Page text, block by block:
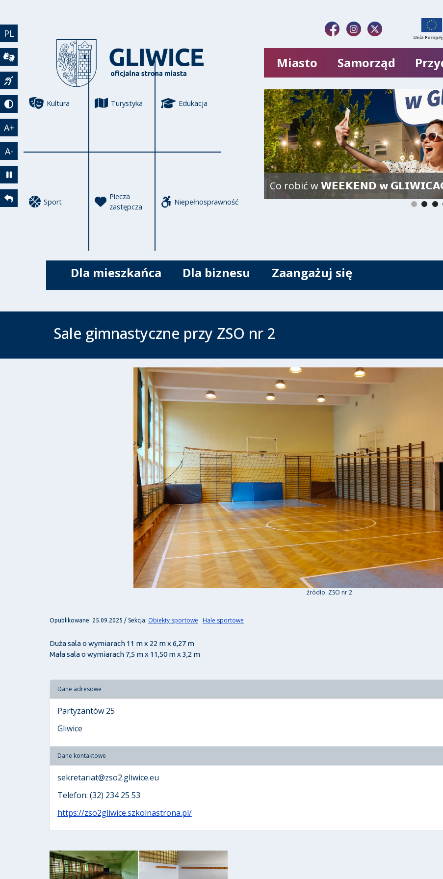
PL
Wideotłumacz
Język migowy
Tryb kontrastowy
A+
A-
Zatrzymaj animację
Powrót
Miasto Samorząd
Co robić w 𝗪𝗘𝗘𝗞𝗘𝗡𝗗 𝘄
Kultura Turystyka Edukacja
Sport
Piecza
zastępcza
Niepełnosprawność
Dla mieszkańca Dla biznesu Zaangażuj się
Sale gimnastyczne przy ZSO nr 2
źródło: ZSO nr 2
Opublikowane: 25.09.2025 / Sekcja: Obiekty sportowe Hale sportowe
Duża sala o wymiarach 11 m x 22 m x 6,27 m
Mała sala o wymiarach 7,5 m x 11,50 m x 3,2 m
Dane adresowe
Partyzantów 25
Gliwice
Dane kontaktowe
sekretariat@zso2.gliwice.eu
Telefon: (32) 234 25 53
https://zso2gliwice.szkolnastrona.pl/